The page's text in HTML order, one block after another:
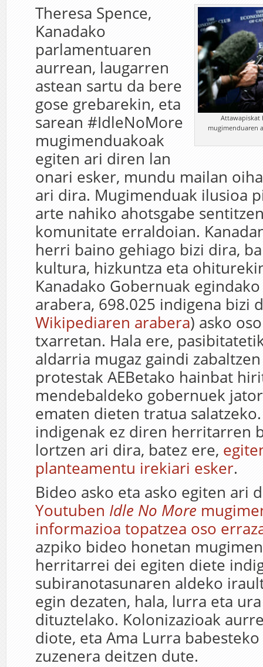
Attawapiskat
mugimenduaren
Theresa Spence,
Kanadako
parlamentuaren
aurrean, laugarren
astean sartu da bere
gose grebarekin, eta
sarean #IdleNoMore
mugimenduakoak
egiten ari diren lan
onari esker, mundu mailan
ari dira. Mugimenduak ilusioa
arte nahiko ahotsgabe
komunitate erraldoian.
herri baino gehiago bizi dira,
kultura, hizkuntza eta
Kanadako Gobernuak
arabera, 698.025 indigena bizi
Wikipediaren arabera) asko
txarretan. Hala ere,
aldarria mugaz gaindi
protestak AEBetako hainbat
mendebaldeko gobernuek
ematen dieten tratua
indigenak ez diren herritarren
lortzen ari dira, batez ere,
planteamentu irekiari esker.
Bideo asko eta asko egiten ari
Youtuben Idle No More
informazioa topatzea oso
azpiko bideo honetan
herritarrei dei egiten diete
subiranotasunaren aldeko
egin dezaten, hala, lurra eta
dituztelako. Kolonizazioak
diote, eta Ama Lurra
zuzenera deitzen dute.